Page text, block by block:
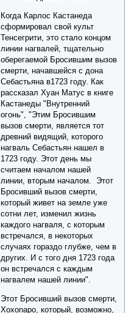
Когда Карлос Кастанеда
сформировал свой культ
Тенсегрити, это стало концом
линии нагвалей, тщательно
оберегаемой Бросившим вызов
смерти, начавшейся с дона
Себастьяна в1723 году. Как
рассказал Хуан Матус в книге
Кастанеды "Внутренний
огонь", "Этим Бросившим
вызов смерти, является тот
древний видящий, которого
нагваль Cебастьян нашел в
1723 году. Этот день мы
считаем началом нашей
линии, вторым началом. Этот
Бросивший вызов смерти,
который живет на земле уже
сотни лет, изменил жизнь
каждого нагваля, с которым
встречался, в некоторых
случаях гораздо глубже, чем в
других. И с того дня 1723 года
он встречался с каждым
нагвалем нашей линии".
Этот Бросивший вызов смерти,
Xoxonapo, который, возможно,